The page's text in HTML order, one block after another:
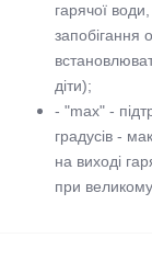
гарячої
запобігання
діти);
- "max" -
градусів -
на виході
при